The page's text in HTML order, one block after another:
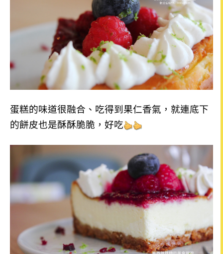
蛋糕的味道很融合、吃得到果仁香氣，就連底下
的餅皮也是酥酥脆脆，好吃